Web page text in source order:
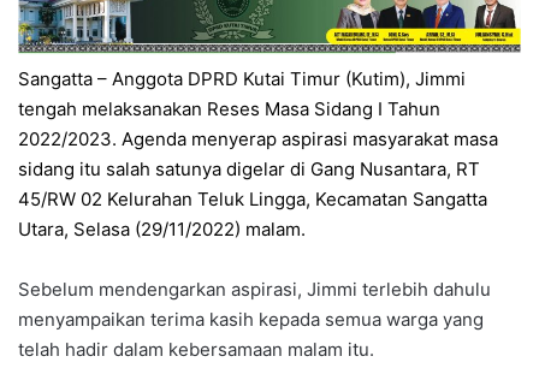
Sangatta – Anggota DPRD Kutai Timur (Kutim), Jimmi
tengah melaksanakan Reses Masa Sidang I Tahun
2022/2023. Agenda menyerap aspirasi masyarakat masa
sidang itu salah satunya digelar di Gang Nusantara, RT
45/RW 02 Kelurahan Teluk Lingga, Kecamatan Sangatta
Utara, Selasa (29/11/2022) malam.
Sebelum mendengarkan aspirasi, Jimmi terlebih dahulu
menyampaikan terima kasih kepada semua warga yang
telah hadir dalam kebersamaan malam itu.